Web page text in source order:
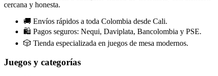
cercana y honesta.
🚚 Envíos rápidos a toda Colombia desde Cali.
🛍️ Pagos seguros: Nequi, Daviplata, Bancolombia y PSE.
🎲 Tienda especializada en juegos de mesa modernos.
Juegos y categorías